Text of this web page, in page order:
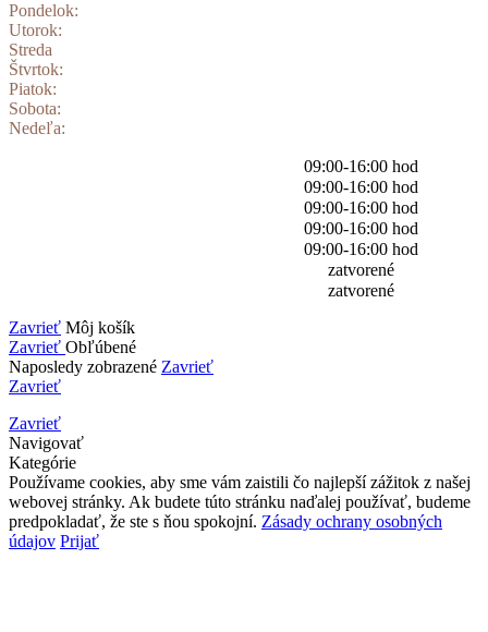
Pondelok:
Utorok:
Streda
Štvrtok:
Piatok:
Sobota:
Nedeľa:
09:00-16:00 hod
09:00-16:00 hod
09:00-16:00 hod
09:00-16:00 hod
09:00-16:00 hod
zatvorené
zatvorené
Zavrieť Môj košík
Zavrieť Obľúbené
Naposledy zobrazené Zavrieť
Zavrieť
Zavrieť
Navigovať
Kategórie
Používame cookies, aby sme vám zaistili čo najlepší zážitok z našej
webovej stránky. Ak budete túto stránku naďalej používať, budeme
predpokladať, že ste s ňou spokojní. Zásady ochrany osobných
údajov Prijať